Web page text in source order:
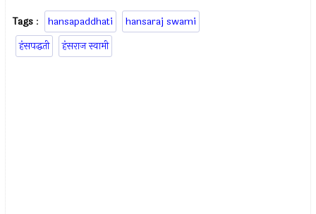
Tags : hansapaddhati
hansaraj swami
हंसपद्धती
हंसराज स्वामी